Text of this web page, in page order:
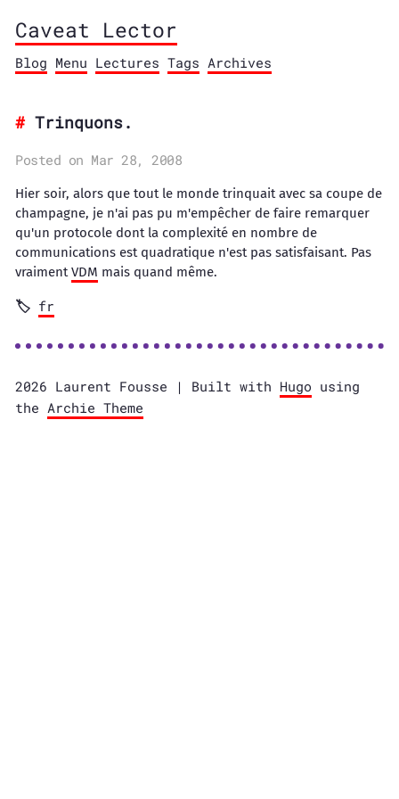
Caveat Lector
Blog Menu Lectures Tags Archives
Trinquons.
Posted on Mar 28, 2008
Hier soir, alors que tout le monde trinquait avec sa coupe de
champagne, je n'ai pas pu m'empêcher de faire remarquer
qu'un protocole dont la complexité en nombre de
communications est quadratique n'est pas satisfaisant. Pas
vraimentVDM mais quand même.
fr
2026 Laurent Fousse | Built with Hugo using
the Archie Theme